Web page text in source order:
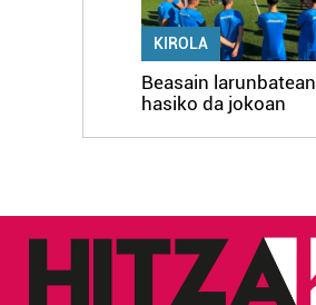
KIROLA
Beasain larunbatean
hasiko da jokoan